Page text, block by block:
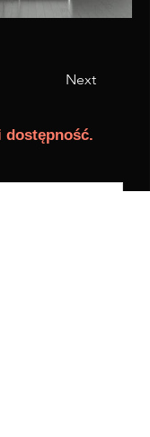
Next
dostępność.